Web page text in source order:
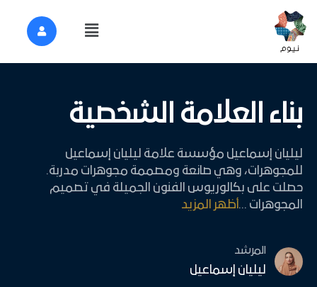
بناء العلامة الشخصية
ليليان إسماعيل مؤسسة علامة ليليان إسماعيل
للمجوهرات، وهي صانعة ومصممة مجوهرات مدربة.
حصلت على بكالوريوس الفنون الجميلة في تصميم
المجوهرات ...أظهر المزيد
المرشد
ليليان إسماعيل